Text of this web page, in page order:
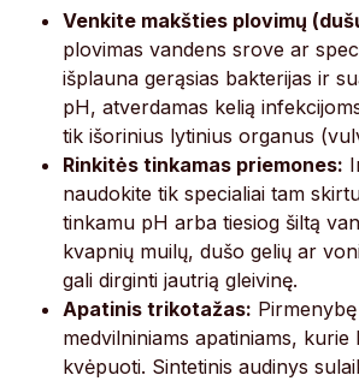
Venkite makšties plovimų
plovimas vandens srove ar
išplauna gerąsias bakterijas ir
pH, atverdamas kelią
tik išorinius lytinius organus
Rinkitės tinkamas priemones:
naudokite tik specialiai tam
tinkamu pH arba tiesiog šiltą
kvapnių muilų, dušo gelių ar
gali dirginti jautrią gleivinę.
Apatinis trikotažas:
medvilniniams apatiniams, kurie
kvėpuoti. Sintetinis audinys